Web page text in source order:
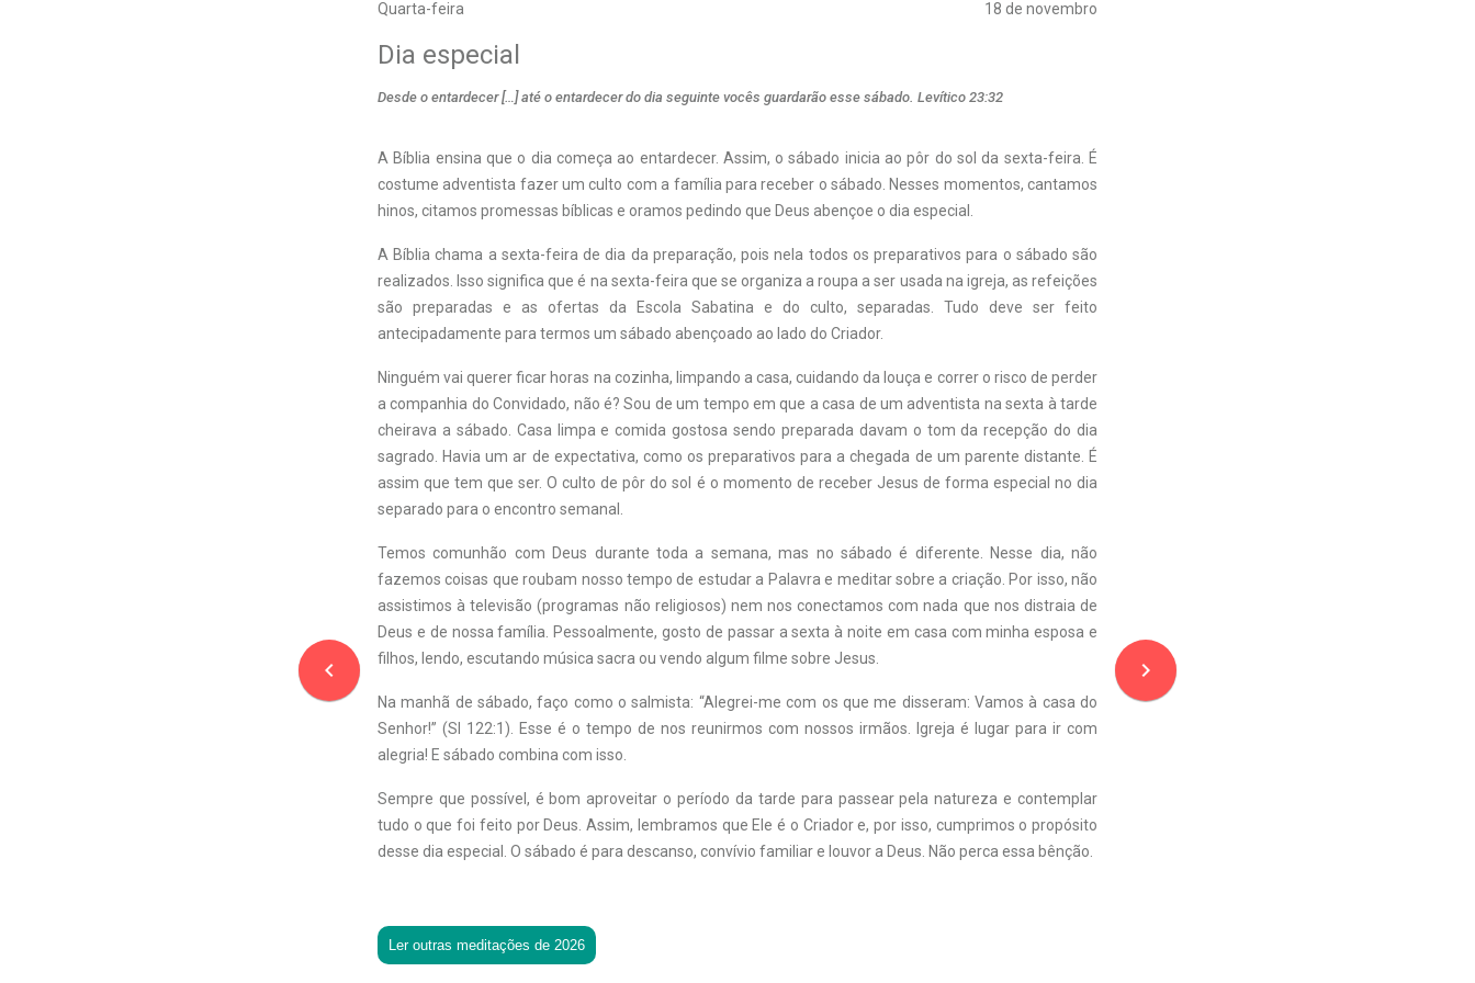
Quarta-feira 18 de novembro
navigate_before
Dia especial
Desde o entardecer […] até o entardecer do dia seguinte vocês guardarão esse sábado. Levítico 23:32
A Bíblia ensina que o dia começa ao entardecer. Assim, o sábado inicia ao pôr do sol da sexta-feira. É
costume adventista fazer um culto com a família para receber o sábado. Nesses momentos, cantamos
hinos, citamos promessas bíblicas e oramos pedindo que Deus abençoe o dia especial.
A Bíblia chama a sexta-feira de dia da preparação, pois nela todos os preparativos para o sábado são
realizados. Isso significa que é na sexta-feira que se organiza a roupa a ser usada na igreja, as refeições
são preparadas e as ofertas da Escola Sabatina e do culto, separadas. Tudo deve ser feito
antecipadamente para termos um sábado abençoado ao lado do Criador.
Ninguém vai querer ficar horas na cozinha, limpando a casa, cuidando da louça e correr o risco de perder
a companhia do Convidado, não é? Sou de um tempo em que a casa de um adventista na sexta à tarde
cheirava a sábado. Casa limpa e comida gostosa sendo preparada davam o tom da recepção do dia
sagrado. Havia um ar de expectativa, como os preparativos para a chegada de um parente distante. É
assim que tem que ser. O culto de pôr do sol é o momento de receber Jesus de forma especial no dia
separado para o encontro semanal.
Temos comunhão com Deus durante toda a semana, mas no sábado é diferente.
Nesse dia, não
fazemos coisas que roubam nosso tempo de estudar a Palavra e meditar sobre a criação. Por isso, não
assistimos à televisão (programas não religiosos) nem nos conectamos com nada que nos distraia de
Deus e de nossa família. Pessoalmente, gosto de passar a sexta à noite em casa com minha esposa e
filhos, lendo, escutando música sacra ou vendo algum filme sobre Jesus.
Na manhã de sábado, faço como o salmista: “Alegrei-me com os que me disseram: Vamos à casa do
Senhor!” (Sl 122:1). Esse é o tempo de nos reunirmos com nossos irmãos. Igreja é lugar para ir com
alegria! E sábado combina com isso.
Sempre que possível, é bom aproveitar o período da tarde para passear pela natureza e contemplar
tudo o que foi feito por Deus. Assim, lembramos que Ele é o Criador e, por isso, cumprimos o propósito
desse dia especial. O sábado é para descanso, convívio familiar e louvor a Deus. Não perca essa bênção.
Ler outras meditações de 2026
navigate_next